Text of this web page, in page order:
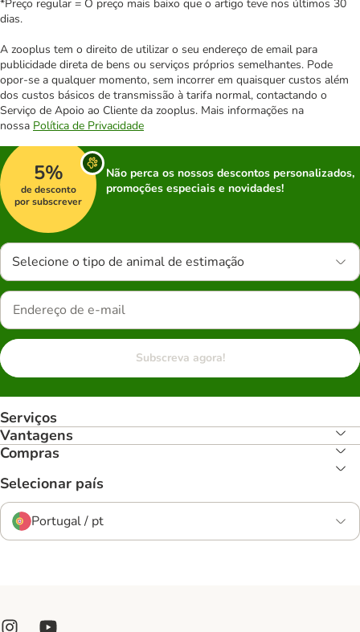
*Preço regular = O preço mais baixo que o artigo teve nos últimos 30
dias.
A zooplus tem o direito de utilizar o seu endereço de email para
publicidade direta de bens ou serviços próprios semelhantes. Pode
opor-se a qualquer momento, sem incorrer em quaisquer custos além
dos custos básicos de transmissão à tarifa normal, contactando o
Serviço de Apoio ao Cliente da zooplus. Mais informações na
nossa Política de Privacidade
5%
de desconto
por subscrever
Não perca os nossos descontos personalizados,
promoções especiais e novidades!
Selecione o tipo de animal de estimação
Subscreva agora!
Serviços
Vantagens
Compras
Selecionar país
Portugal / pt